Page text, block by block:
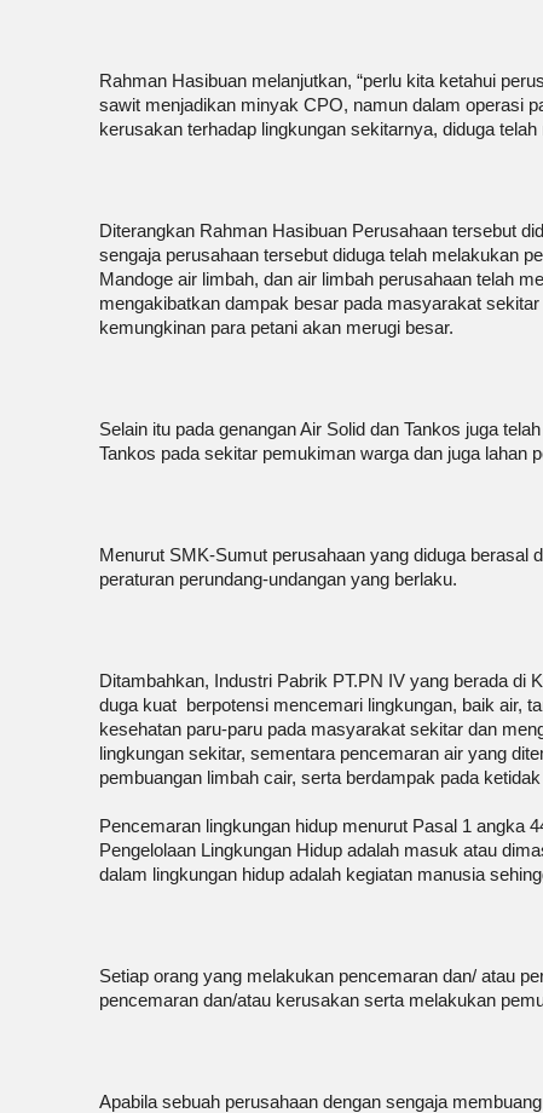
Rahman Hasibuan melanjutkan, “perlu kita ketahui
sawit menjadikan minyak CPO, namun dalam operasi
kerusakan terhadap lingkungan sekitarnya, diduga
Diterangkan Rahman Hasibuan Perusahaan tersebut
sengaja perusahaan tersebut diduga telah melakukan
Mandoge air limbah, dan air limbah perusahaan telah
mengakibatkan dampak besar pada masyarakat
kemungkinan para petani akan merugi besar.
Selain itu pada genangan Air Solid dan Tankos juga
Tankos pada sekitar pemukiman warga dan juga lahan
Menurut SMK-Sumut perusahaan yang diduga berasal
peraturan perundang-undangan yang berlaku.
Ditambahkan, Industri Pabrik PT.PN IV yang berada di
duga kuat berpotensi mencemari lingkungan, baik air,
kesehatan paru-paru pada masyarakat sekitar dan
lingkungan sekitar, sementara pencemaran air yang
pembuangan limbah cair, serta berdampak pada
Pencemaran lingkungan hidup menurut Pasal 1 angka
Pengelolaan Lingkungan Hidup adalah masuk atau
dalam lingkungan hidup adalah kegiatan manusia
Setiap orang yang melakukan pencemaran dan/ atau
pencemaran dan/atau kerusakan serta melakukan
Apabila sebuah perusahaan dengan sengaja